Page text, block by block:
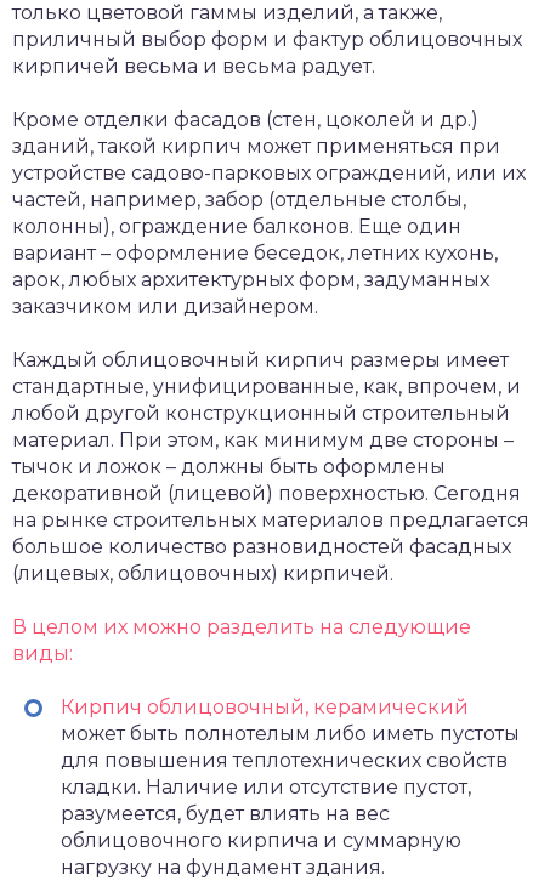
только цветовой гаммы изделий, а также,
приличный выбор форм и фактур облицовочных
кирпичей весьма и весьма радует.
Кроме отделки фасадов (стен, цоколей и др.)
зданий, такой кирпич может применяться при
устройстве садово-парковых ограждений, или их
частей, например, забор (отдельные столбы,
колонны), ограждение балконов. Еще один
вариант – оформление беседок, летних кухонь,
арок, любых архитектурных форм, задуманных
заказчиком или дизайнером.
Каждый облицовочный кирпич размеры имеет
стандартные, унифицированные, как, впрочем, и
любой другой конструкционный строительный
материал. При этом, как минимум две стороны –
тычок и ложок – должны быть оформлены
декоративной (лицевой) поверхностью. Сегодня
на рынке строительных материалов предлагается
большое количество разновидностей фасадных
(лицевых, облицовочных) кирпичей.
В целом их можно разделить на следующие
виды:
Кирпич облицовочный, керамический
может быть полнотелым либо иметь пустоты
для повышения теплотехнических свойств
кладки. Наличие или отсутствие пустот,
разумеется, будет влиять на вес
облицовочного кирпича и суммарную
нагрузку на фундамент здания.